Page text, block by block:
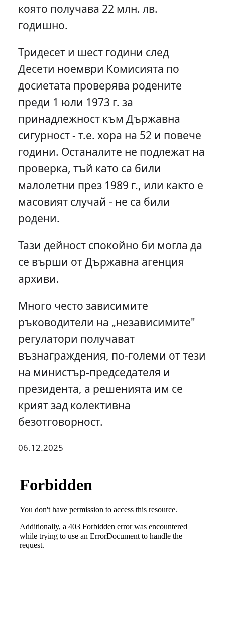
която получава 22 млн. лв.
годишно.
Тридесет и шест години след
Десети ноември Комисията по
досиетата проверява родените
преди 1 юли 1973 г. за
принадлежност към Държавна
сигурност - т.е. хора на 52 и повече
години. Останалите не подлежат на
проверка, тъй като са били
малолетни през 1989 г., или както е
масовият случай - не са били
родени.
Тази дейност спокойно би могла да
се върши от Държавна агенция
архиви.
Много често зависимите
ръководители на „независимите"
регулатори получават
възнаграждения, по-големи от тези
на министър-председателя и
президента, а решенията им се
крият зад колективна
безотговорност.
06.12.2025